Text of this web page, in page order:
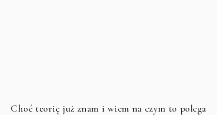
Choć teorię już znam i wiem na czym to polega